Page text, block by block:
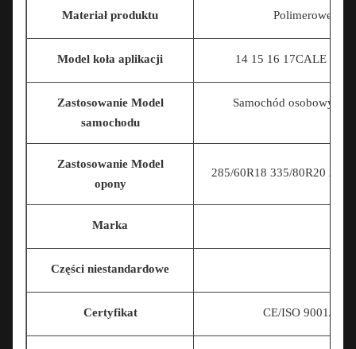
Materiał produktu Polimerowe
Model koła aplikacji 14 15 16 17CALE 18
Zastosowanie Model
samochodu
Samochód osobowy/
Zastosowanie Model
opony
285/60R18 335/80R20
Marka
Części niestandardowe
Certyfikat CE/ISO 9001/